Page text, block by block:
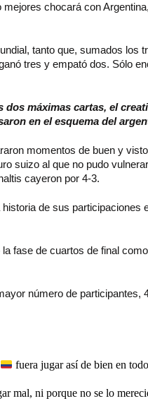
chocará con
tanto que, sumados los
tres y empató dos. Sólo
dos máximas cartas, el
en el esquema del
momentos de buen y
suizo al que no pudo
cayeron por 4-3.
de sus participaciones
fase de cuartos de final
número de participantes,
fuera jugar así de bien en
mal, ni porque no se lo